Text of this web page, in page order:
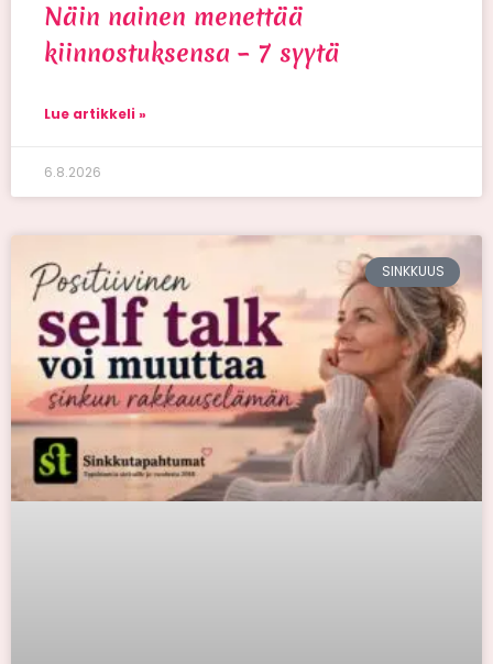
Näin nainen menettää
kiinnostuksensa – 7 syytä
Lue artikkeli »
6.8.2026
SINKKUUS